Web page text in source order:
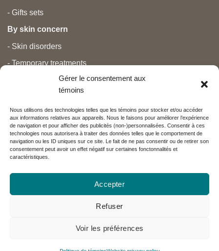
Gérer le consentement aux
témoins
Nous utilisons des technologies telles que les témoins pour stocker et/ou accéder
aux informations relatives aux appareils. Nous le faisons pour améliorer l’expérience
de navigation et pour afficher des publicités (non-)personnalisées. Consentir à ces
technologies nous autorisera à traiter des données telles que le comportement de
navigation ou les ID uniques sur ce site. Le fait de ne pas consentir ou de retirer son
consentement peut avoir un effet négatif sur certaines fonctonnalités et
caractéristiques.
Accepter
Refuser
Voir les préférences
- Gifts sets
By skin concern
- Skin disorders
- Temporary treatments
- Pregnancy and newborns
- Anti aging and beauty
Nos partenaires